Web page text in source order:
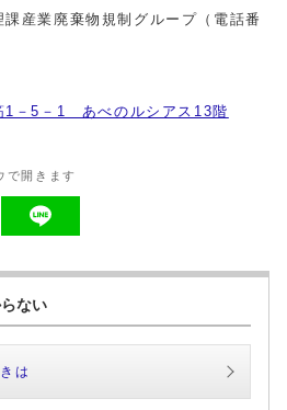
産業廃棄物規制グループ（電話番
1－5－1 あべのルシアス13階
で開きます
ない
は